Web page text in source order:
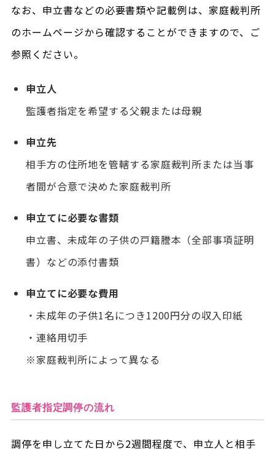
なお、申立書などの必要書類や記載例は、家庭裁判所
のホームページから確認することができますので、ご
参照ください。
申立人
監護者指定を希望する父親または母親
申立先
相手方の住所地を管轄する家庭裁判所または当事
者間が合意で決めた家庭裁判所
申立てに必要な書類
申立書、未成年の子供の戸籍謄本（全部事項証明
書）などの添付書類
申立てに必要な費用
・未成年の子供1名につき1200円分の収入印紙
・連絡用切手
※家庭裁判所によって異なる
監護者指定調停の流れ
調停を申し立てた日から2週間程度で、申立人と相手